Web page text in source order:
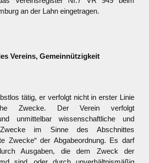
an der Lahn eingetragen.
Vereins, Gemeinnützigkeit
tätig, er verfolgt nicht in erster Linie
Zwecke. Der Verein verfolgt
unmittelbar wissenschaftliche und
Zwecke im Sinne des Abschnittes
Zwecke“ der Abgabeordnung. Es darf
Ausgaben, die dem Zweck der